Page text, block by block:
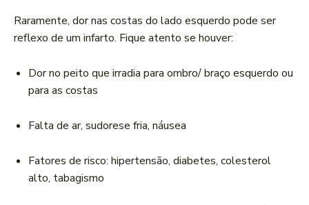
Raramente, dor nas costas do lado esquerdo pode ser
reflexo de um infarto. Fique atento se houver:
Dor no peito que irradia para ombro/ braço esquerdo ou
para as costas
Falta de ar, sudorese fria, náusea
Fatores de risco: hipertensão, diabetes, colesterol
alto, tabagismo